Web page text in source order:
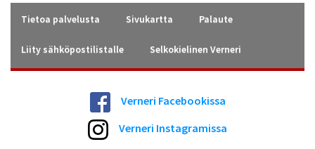
Tietoa palvelusta Sivukartta Palaute
Liity sähköpostilistalle Selkokielinen Verneri
Verneri Facebookissa
Verneri Instagramissa